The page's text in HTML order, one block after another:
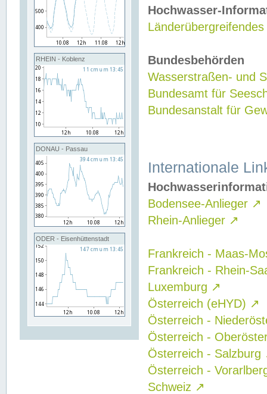
RHEIN - Koblenz
DONAU - Passau
ODER - Eisenhüttenstadt
Hochwasser-
Bundesbehörden
Wasserstraßen- und
Bundesamt für
Bundesanstalt für
Internationale
Bodensee-Anlieger ↗
Rhein-Anlieger ↗
Frankreich - Maas-
Frankreich - Rhein-
Luxemburg ↗
Österreich (eHYD) ↗
Österreich -
Österreich -
Österreich - Salzburg
Österreich -
Schweiz ↗